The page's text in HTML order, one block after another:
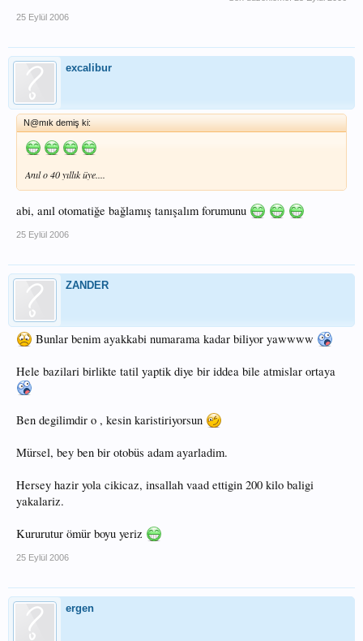
25 Eylül 2006
excalibur
N@mık demiş ki:
Anıl o 40 yıllık üye....
abi, anıl otomatiğe bağlamış tanışalım forumunu
25 Eylül 2006
ZANDER
Bunlar benim ayakkabi numarama kadar biliyor yawwww
Hele bazilari birlikte tatil yaptik diye bir iddea bile atmislar ortaya
Ben degilimdir o , kesin karistiriyorsun
Mürsel, bey ben bir otobüs adam ayarladim.
Hersey hazir yola cikicaz, insallah vaad ettigin 200 kilo baligi
yakalariz.
Kururutur ömür boyu yeriz
25 Eylül 2006
ergen